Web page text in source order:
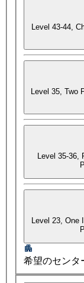
Level 43-44,
Level 35, Two
Level 35-36,
Level 23, One
希望のセンタ